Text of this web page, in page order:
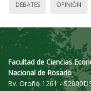
DEBATES OPINIÓN
Facultad de Ciencias
Nacional de Rosario
Bv. Oroño 1261 -